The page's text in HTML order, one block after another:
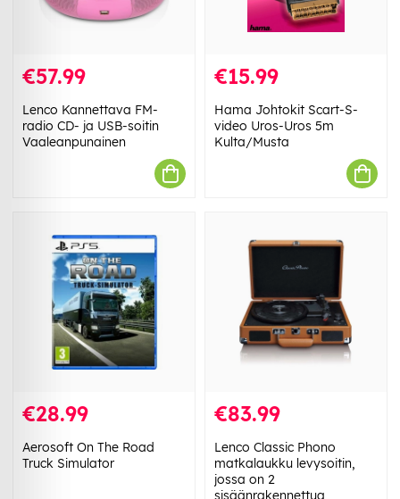
€57.99
Lenco Kannettava FM-
radio CD- ja USB-soitin
Vaaleanpunainen
€15.99
Hama Johtokit Scart-S-
video Uros-Uros 5m
Kulta/Musta
€28.99
Aerosoft On The Road
Truck Simulator
€83.99
Lenco Classic Phono
matkalaukku levysoitin,
jossa on 2
sisäänrakennettua